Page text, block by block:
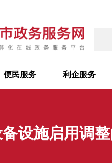
便民服务 利企服务
设施启用调